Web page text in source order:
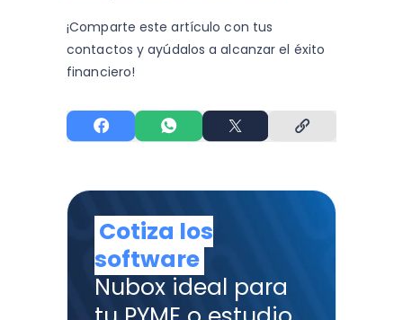
¡Comparte este artículo con tus
contactos y ayúdalos a alcanzar el éxito
financiero!
Cotiza los
software
Nubox ideal para